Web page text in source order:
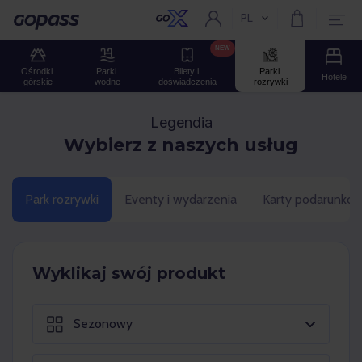
Gopass Aktualny język:
PL
Ośrodki
górskie
Parki
wodne
Bilety i
doświadczenia
NEW
Parki
rozrywki
Hotele
Legendia
Wybierz z naszych usług
Park rozrywki Eventy i wydarzenia Karty
Wyklikaj swój produkt
Sezonowy